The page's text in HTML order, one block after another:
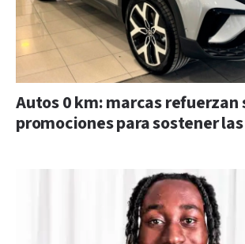
Autos 0 km: marcas refuerzan
promociones para sostener